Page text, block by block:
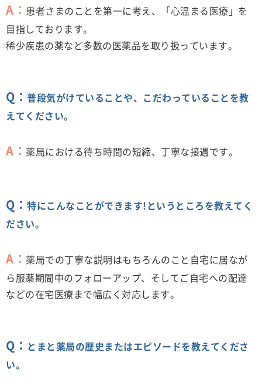
A： 患者さまのことを第一に考え、「心温まる医療」を
目指しております。
稀少疾患の薬など多数の医薬品を取り扱っています。
Q： 普段気がけていることや、こだわっていることを教
えてください。
A： 薬局における待ち時間の短縮、丁寧な接遇です。
Q： 特にこんなことができます!というところを教えてく
ださい。
A： 薬局での丁寧な説明はもちろんのこと自宅に居なが
ら服薬期間中のフォローアップ、そしてご自宅への配達
などの在宅医療まで幅広く対応します。
Q： とまと薬局の歴史またはエピソードを教えてくださ
い。